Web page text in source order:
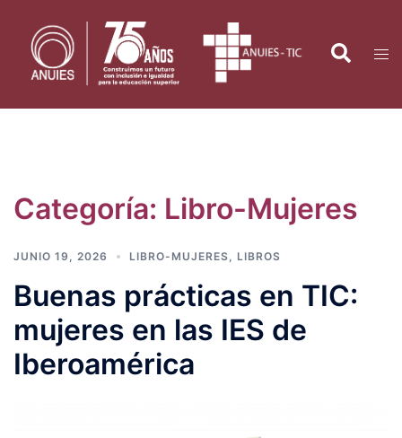
contenido
Search
Categoría: Libro-Mujeres
JUNIO 19, 2026 LIBRO-MUJERES LIBROS
Buenas prácticas en TIC:
mujeres en las IES de
Iberoamérica